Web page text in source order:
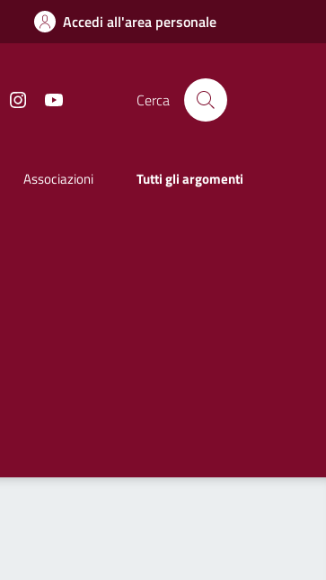
Accedi all'area personale
Facebook Instagram Cerca
Associazioni Tutti gli argomenti